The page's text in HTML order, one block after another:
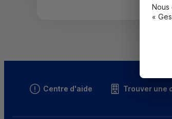
Centre d'aide Trouver une
Nous
«